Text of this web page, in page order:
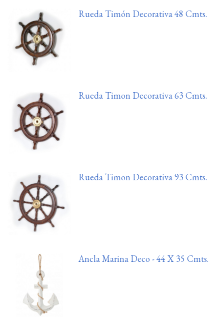
Rueda Timón Decorativa 48 Cmts.
Rueda Timon Decorativa 63 Cmts.
Rueda Timon Decorativa 93 Cmts.
Ancla Marina Deco - 44 X 35 Cmts.